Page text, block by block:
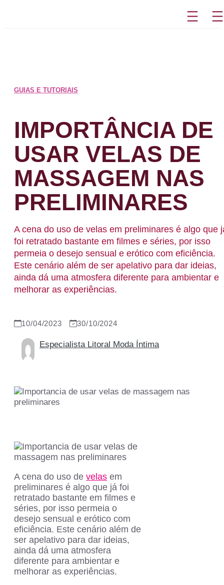
GUIAS E TUTORIAIS
IMPORTÂNCIA DE
USAR VELAS DE
MASSAGEM NAS
PRELIMINARES
A cena do uso de velas em preliminares é algo que
foi retratado bastante em filmes e séries, por isso
permeia o desejo sensual e erótico com eficiência.
Este cenário além de ser apelativo para dar ideias,
ainda dá uma atmosfera diferente para ambientar e
melhorar as experiências.
10/04/2023 30/10/2024
Especialista Litoral Moda Íntima
A cena do uso de velas em
preliminares é algo que já foi
retratado bastante em filmes e
séries, por isso permeia o
desejo sensual e erótico com
eficiência. Este cenário além de
ser apelativo para dar ideias,
ainda dá uma atmosfera
diferente para ambientar e
melhorar as experiências.